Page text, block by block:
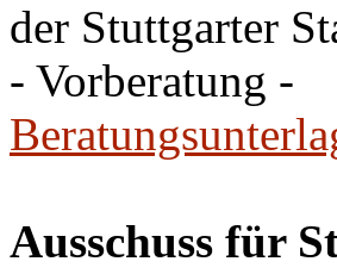
der Stuttgarter
- Vorberatung -
Ausschuss für